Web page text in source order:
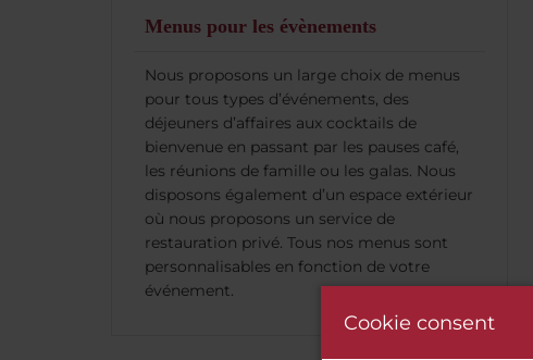
Menus pour les évènements
Nous proposons un large choix de menus
pour tous types d’événements, des
déjeuners d’affaires aux cocktails de
bienvenue en passant par les pauses café,
les réunions de famille ou les galas. Nous
disposons également d’un espace extérieur
où nous proposons un service de
restauration privé. Tous nos menus sont
personnalisables en fonction de votre
événement.
Cookie consent